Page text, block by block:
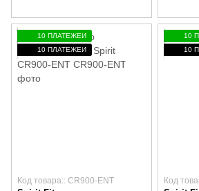
10 ПЛАТЕЖЕЙ
10 ПЛАТЕЖЕЙ
Код товара:: CR900-ENT
10
10
Код